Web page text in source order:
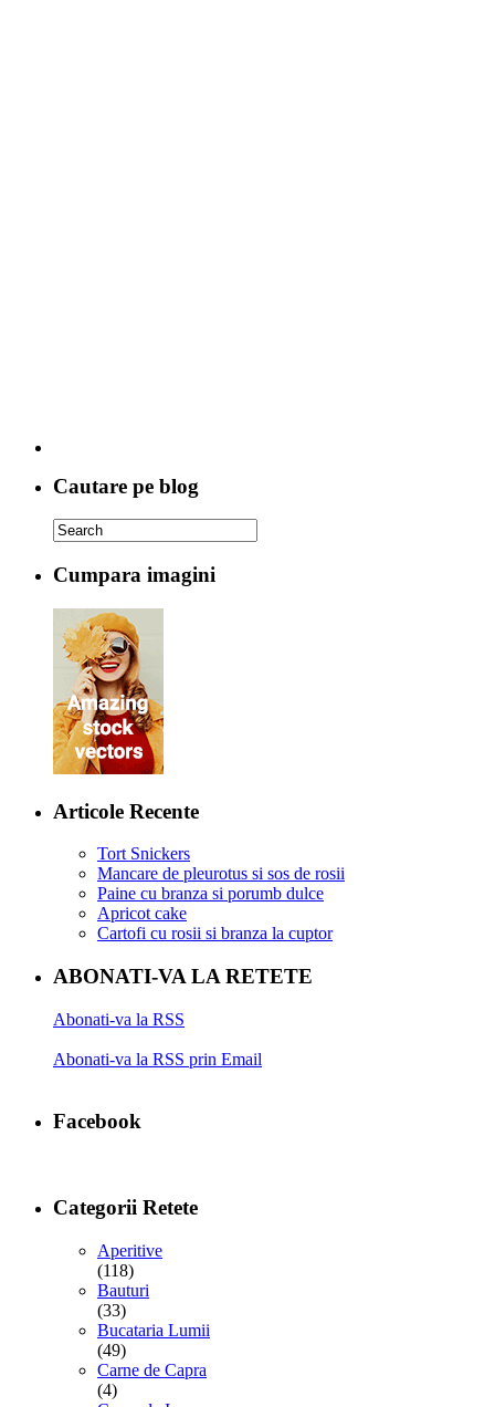
Cautare pe blog
Cumpara imagini
Articole Recente
Tort Snickers
Mancare de pleurotus si sos de rosii
Paine cu branza si porumb dulce
Apricot cake
Cartofi cu rosii si branza la cuptor
ABONATI-VA LA RETETE
Abonati-va la RSS
Abonati-va la RSS prin Email
Facebook
Categorii Retete
Aperitive
(118)
Bauturi
(33)
Bucataria Lumii
(49)
Carne de Capra
(4)